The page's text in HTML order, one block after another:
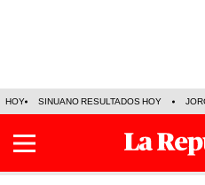
HOY SINUANO RESULTADOS HOY